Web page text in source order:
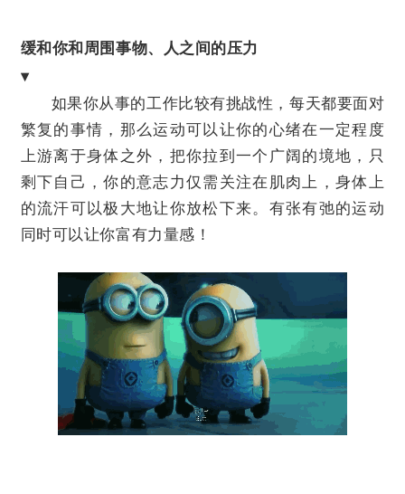
缓和你和周围事物、人之间的压力
▾
如果你从事的工作比较有挑战性，每天都要面对
繁复的事情，那么运动可以让你的心绪在一定程度
上游离于身体之外，把你拉到一个广阔的境地，只
剩下自己，你的意志力仅需关注在肌肉上，身体上
的流汗可以极大地让你放松下来。有张有弛的运动
同时可以让你富有力量感！